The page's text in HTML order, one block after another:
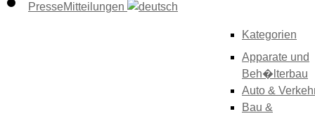
PresseMitteilungen
Kategorien
Apparate und
Beh�lterbau
Auto &
Bau &